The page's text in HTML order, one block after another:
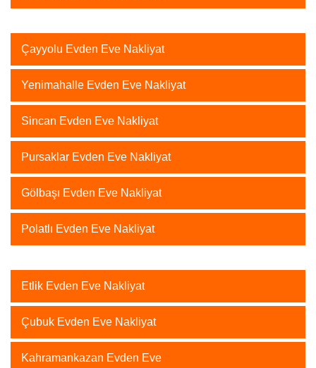
Çayyolu Evden Eve Nakliyat
Yenimahalle Evden Eve Nakliyat
Sincan Evden Eve Nakliyat
Pursaklar Evden Eve Nakliyat
Gölbaşı Evden Eve Nakliyat
Polatlı Evden Eve Nakliyat
Etlik Evden Eve Nakliyat
Çubuk Evden Eve Nakliyat
Kahramankazan Evden Eve